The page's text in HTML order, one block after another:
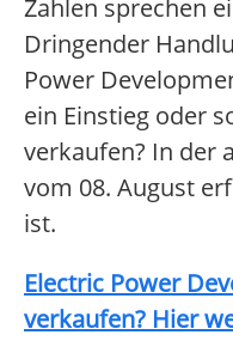
Zahlen sprechen
Dringender
Power
ein Einstieg oder
verkaufen? In der
vom 08. August
ist.
Electric Power
verkaufen? Hier